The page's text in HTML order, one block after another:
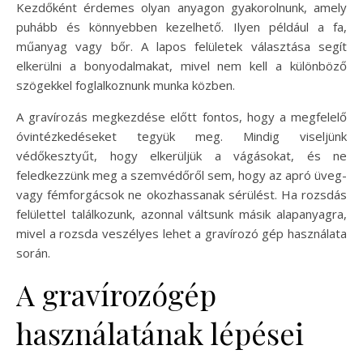
Kezdőként érdemes olyan anyagon gyakorolnunk, amely
puhább és könnyebben kezelhető. Ilyen például a fa,
műanyag vagy bőr. A lapos felületek választása segít
elkerülni a bonyodalmakat, mivel nem kell a különböző
szögekkel foglalkoznunk munka közben.
A gravírozás megkezdése előtt fontos, hogy a megfelelő
óvintézkedéseket tegyük meg. Mindig viseljünk
védőkesztyűt, hogy elkerüljük a vágásokat, és ne
feledkezzünk meg a szemvédőről sem, hogy az apró üveg-
vagy fémforgácsok ne okozhassanak sérülést. Ha rozsdás
felülettel találkozunk, azonnal váltsunk másik alapanyagra,
mivel a rozsda veszélyes lehet a gravírozó gép használata
során.
A gravírozógép
használatának lépései